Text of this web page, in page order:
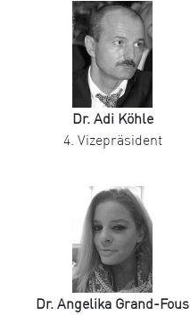
Dr. Adi Köhle
4. Vizepräsident
Dr. Angelika Grand-Fous